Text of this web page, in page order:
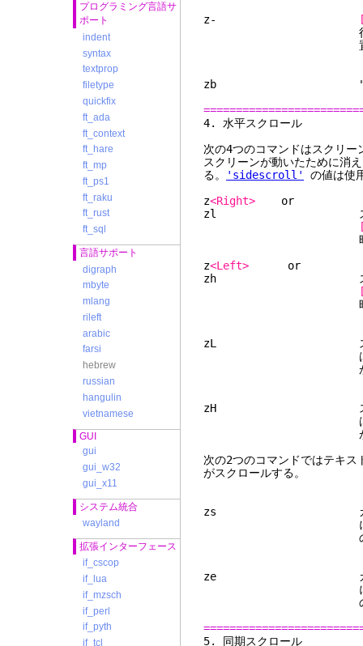
プログラミング言語サ
ポート
indent
syntax
textprop
filetype
quickfix
ft_ada
ft_context
ft_hare
ft_mp
ft_ps1
ft_raku
ft_rust
ft_sql
言語サポート
digraph
mbyte
mlang
rileft
arabic
farsi
hebrew
russian
hangulin
vietnamese
GUI
gui
gui_w32
gui_x11
システム統合
wayland
拡張インターフェース
if_cscop
if_lua
if_mzsch
if_perl
if_pyth
if_tcl
z-
行にして再描画す
置かれ
zb "z-" と同様だが
4. 水平
次の4つのコマンドはスクリ
スクリーンが動いたために消
る。
'sidescroll'
の値は使
z<Right>
zl スクリ
時にだけ
z<Left>
zh スクリ
時にだけ
zL スクリーンの幅の
はスクリーンの幅
がオフの時
zH スクリーンの幅
はスクリーンの幅
がオフの時
次の2つのコマンドではテキ
がスクロールする。
zs カーソルのある
にテキストを水
の時にだ
ze カーソルのある
にテキストを水
の時にだ
5. 同期